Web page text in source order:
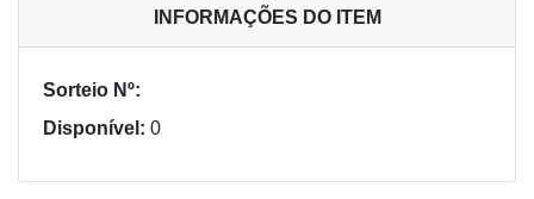
INFORMAÇÕES DO ITEM
Sorteio Nº:
Disponível: 0